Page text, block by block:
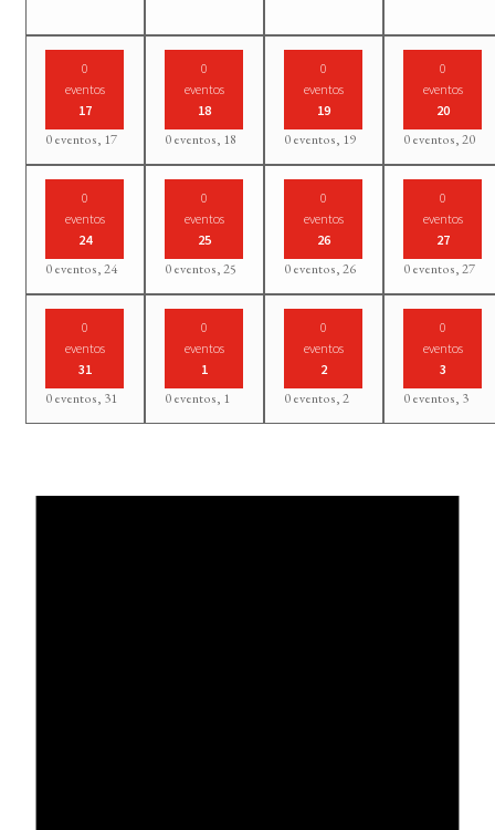
0
eventos
17
0 eventos, 17
0
eventos
18
0 eventos, 18
0
eventos
19
0 eventos, 19
0
eventos
20
0 eventos,20
0
eventos
24
0 eventos,24
0
eventos
25
0 eventos,25
0
eventos
26
0 eventos,26
0
eventos
27
0 eventos,27
0
eventos
31
0 eventos, 31
0
eventos
1
0 eventos, 1
0
eventos
2
0 eventos,2
0
eventos
3
0 eventos, 3